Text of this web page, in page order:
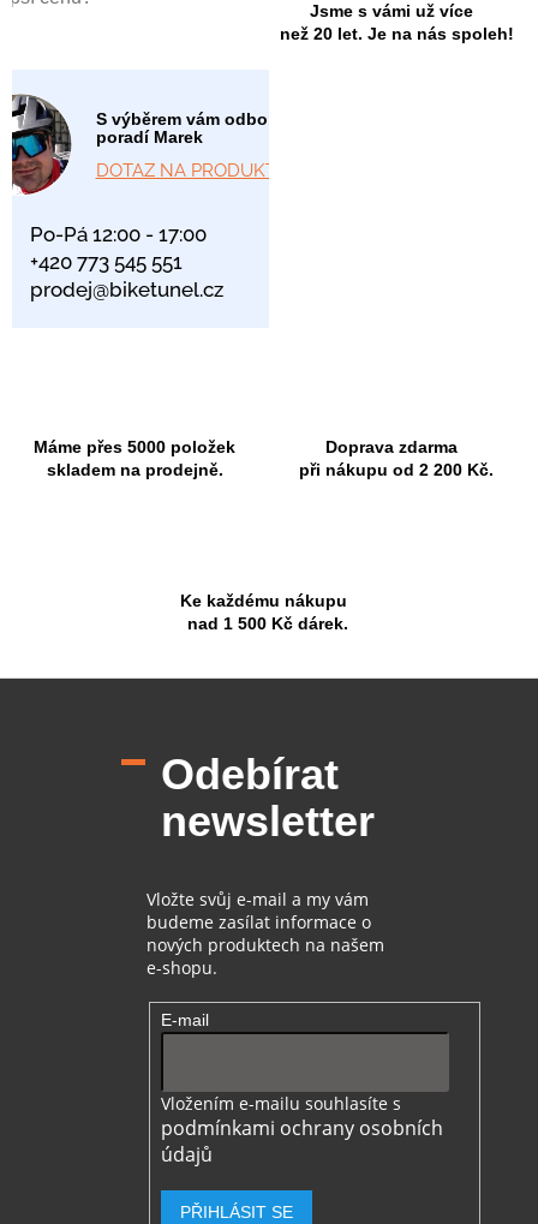
S výběrem vám odborně
poradí Marek
DOTAZ NA PRODUKT
Po-Pá 12:00 - 17:00
+420 773 545 551
prodej@biketunel.cz
Jsme s vámi už více
než 20 let. Je na nás spoleh!
Máme přes 5000 položek
skladem na prodejně.
Doprava zdarma
při nákupu od 2 200 Kč.
Ke každému nákupu
nad 1 500 Kč dárek.
Odebírat
newsletter
Vložte svůj e-mail a my vám
budeme zasílat informace o
nových produktech na našem
e-shopu.
E-mail
Vložením e-mailu souhlasíte s
podmínkami ochrany osobních
údajů
PŘIHLÁSIT SE